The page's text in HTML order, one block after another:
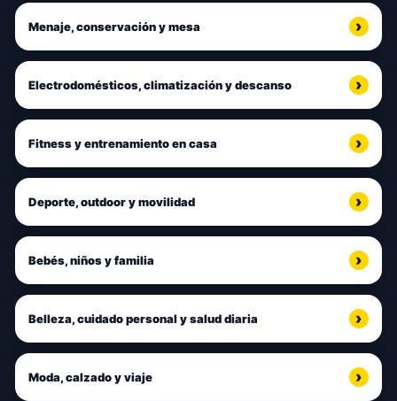
Menaje, conservación y mesa
Electrodomésticos, climatización y descanso
Fitness y entrenamiento en casa
Deporte, outdoor y movilidad
Bebés, niños y familia
Belleza, cuidado personal y salud diaria
Moda, calzado y viaje